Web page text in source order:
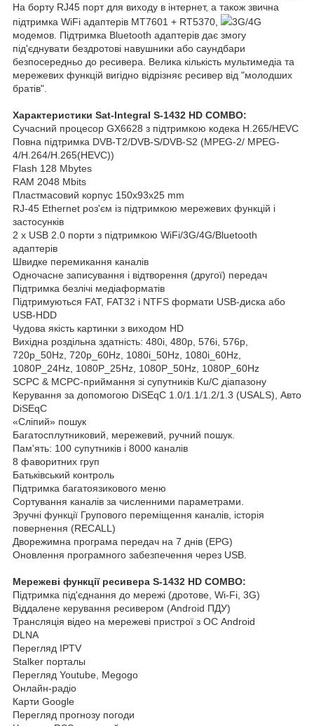
На борту RJ45 порт для виходу в інтернет, а також звична
підтримка WiFi адаптерів MT7601 + RT5370,
3G/4G
модемов. Підтримка Bluetooth адаптерів дає змогу
під'єднувати бездротові навушники або саундбари
безпосередньо до ресивера. Велика кількість мультимедіа та
мережевих функцій вигідно відрізняє ресивер від "молодших
братів".
Характеристики Sat-Integral S-1432 HD COMBO:
Сучасний процесор GX6628 з підтримкою кодека H.265/HEVC
Повна підтримка DVB-T2/DVB-S/DVB-S2 (MPEG-2/ MPEG-
4/H.264/H.265(HEVC))
Flash 128 Mbytes
RAM 2048 Mbits
Пластмасовий корпус 150x93x25 mm
RJ-45 Ethernet роз'єм із підтримкою мережевих функцій і
застосунків
2 х USB 2.0 порти з підтримкою WiFi/3G/4G/Bluetooth
адаптерів
Швидке перемикання каналів
Одночасне записування і відтворення (другої) передач
Підтримка безлічі медіаформатів
Підтримуються FAT, FAT32 і NTFS формати USB-диска або
USB-HDD
Чудова якість картинки з виходом HD
Вихідна роздільна здатність: 480i, 480p, 576i, 576p,
720p_50Hz, 720p_60Hz, 1080i_50Hz, 1080i_60Hz,
1080P_24Hz, 1080P_25Hz, 1080P_50Hz, 1080P_60Hz
SCPC & MCPC-приймання зі супутників Ku/C діапазону
Керування за допомогою DiSEqC 1.0/1.1/1.2/1.3 (USALS), Авто
DiSEqC
«Сліпий» пошук
Багатосплутниковий, мережевий, ручний пошук.
Пам'ять: 100 супутників і 8000 каналів
8 фаворитних груп
Батьківський контроль
Підтримка багатоязикового меню
Сортування каналів за численними параметрами.
Зручні функції Групового переміщення каналів, історія
повернення (RECALL)
Дворежимна програма передач на 7 днів (EPG)
Оновлення програмного забезпечення через USB.
Мережеві функції ресивера S-1432 HD COMBO:
Підтримка під'єднання до мережі (дротове, Wi-Fi, 3G)
Віддалене керування ресивером (Android ПДУ)
Трансляція відео на мережеві пристрої з ОС Android
DLNA
Перегляд IPTV
Stalker порталы
Перегляд Youtube, Megogo
Онлайн-радіо
Карти Google
Перегляд прогнозу погоди